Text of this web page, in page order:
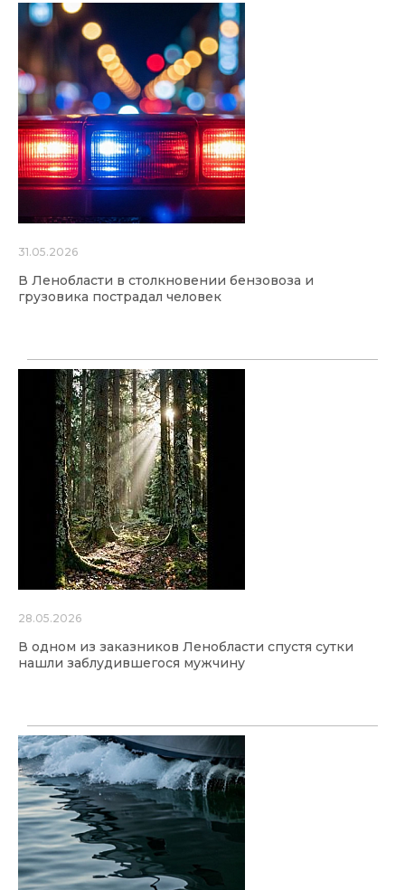
31.05.2026
В Ленобласти в столкновении бензовоза и
грузовика пострадал человек
28.05.2026
В одном из заказников Ленобласти спустя сутки
нашли заблудившегося мужчину